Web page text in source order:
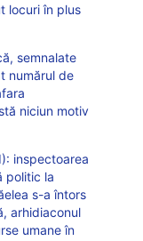
locuri în plus
semnalate
numărul de
niciun motiv
inspectoarea
politic la
s-a întors
arhidiaconul
umane în